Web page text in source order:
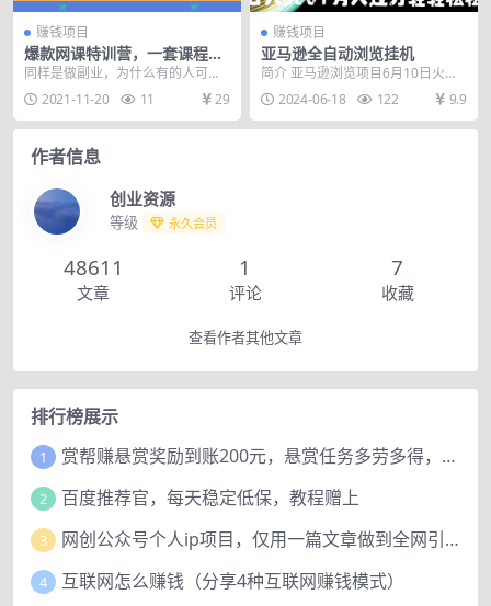
赚钱项目
爆款网课特训营，一套课程打
天下，网课变现的10个实操
同样是做副业，为什么有的人可以
赚得又多又轻松？ 做网课，2020
年，你个人能力变...
2021-11-20 11 29
赚钱项目
亚马逊全自动浏览挂机
简介 亚马逊浏览项目6月10日火爆
上线，收益稳定且前景广阔。让我
们一起了解项目的...
2024-06-18 122 9.9
作者信息
创业资源
等级 永久会员
48611
文章
1
评论
7
收藏
查看作者其他文章
排行榜展示
1 赏帮赚悬赏奖励到账200元，悬赏任务多劳多得，人人可做。
2 百度推荐官，每天稳定低保，教程赠上
3 网创公众号个人ip项目，仅用一篇文章做到全网引流！
4 互联网怎么赚钱（分享4种互联网赚钱模式）